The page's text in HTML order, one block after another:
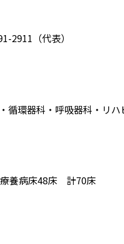
2911（代表）
循環器科・呼吸器科・リ
養病床48床 計70床